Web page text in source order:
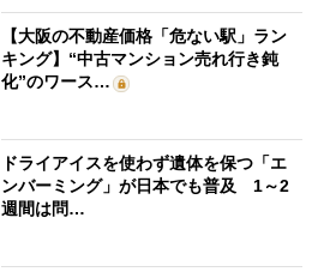
【大阪の不動産価格「危ない駅」ラン
キング】“中古マンション売れ行き鈍
化”のワース…
ドライアイスを使わず遺体を保つ「エ
ンバーミング」が日本でも普及 1～2
週間は問…